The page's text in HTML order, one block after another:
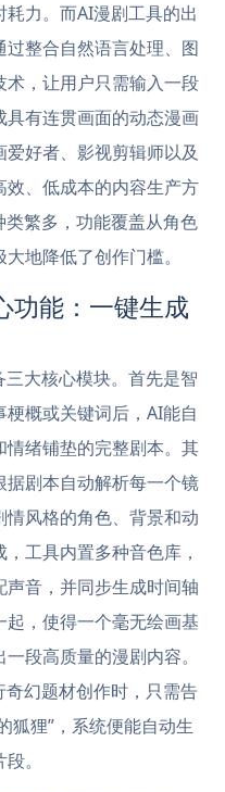
力。而AI漫剧工具的出
整合自然语言处理、图
，让用户只需输入一段
有连贯画面的动态漫画
好者、影视剪辑师以及
、低成本的内容生产方
繁多，功能覆盖从角色
地降低了创作门槛。
功能：一键生成
大核心模块。首先是智
概或关键词后，AI能自
绪铺垫的完整剧本。其
剧本自动解析每一个镜
风格的角色、背景和动
工具内置多种音色库，
音，并同步生成时间轴
，使得一个毫无绘画基
段高质量的漫剧内容。
幻题材创作时，只需告
狐狸”，系统便能自动生
。